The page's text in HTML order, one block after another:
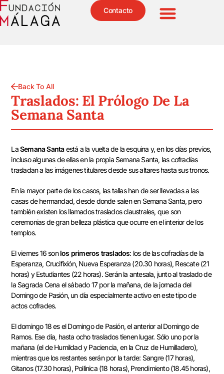
Contacto
Back To All
Traslados: El Prólogo De La
Semana Santa
LaSemana Santaestá a la vuelta de la esquina y, en los días previos,
incluso algunas de ellas en la propia Semana Santa, las cofradías
trasladan a las imágenes titulares desde sus altares hasta sus tronos.
En la mayor parte de los casos, las tallas han de ser llevadas a las
casas de hermandad, desde donde salen en Semana Santa, pero
también existen los llamados traslados claustrales, que son
ceremonias de gran belleza plástica que ocurre en el interior de los
templos.
El viernes 16 sonlos primeros traslados: los de las cofradías de la
Esperanza, Crucifixión, Nueva Esperanza (20.30 horas), Rescate (21
horas) y Estudiantes (22 horas). Serán la antesala, junto al traslado de
la Sagrada Cena el sábado 17 por la mañana, de la jornada del
Domingo de Pasión, un día especialmente activo en este tipo de
actos cofrades.
El domingo 18 es el Domingo de Pasión, el anterior al Domingo de
Ramos. Ese día, hasta ocho traslados tienen lugar. Sólo uno por la
mañana (el de Humildad y Paciencia, en la Cruz de Humilladero),
mientras que los restantes serán por la tarde: Sangre (17 horas),
Gitanos (17.30 horas), Pollinica (18 horas), Prendimiento (18.45 horas),